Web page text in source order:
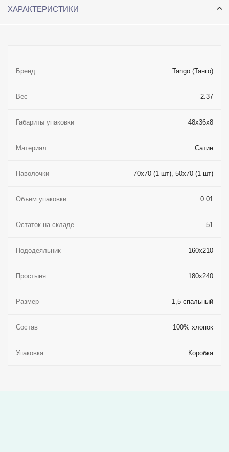
ХАРАКТЕРИСТИКИ
Бренд Tango (Танго)
Вес 2.37
Габариты упаковки 48x36x8
Материал Сатин
Наволочки 70x70 (1 шт), 50x70 (1 шт)
Объем упаковки 0.01
Остаток на складе 51
Пододеяльник 160x210
Простыня 180x240
Размер 1,5-спальный
Состав 100% хлопок
Упаковка Коробка